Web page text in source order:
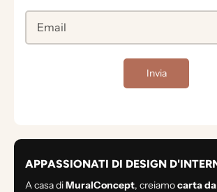
Invia
APPASSIONATI DI DESIGN
A casa diMuralConcept, creiamocarta